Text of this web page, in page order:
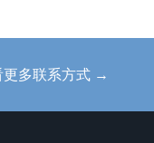
更多联系方式 →